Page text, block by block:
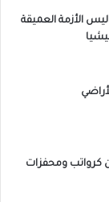
الأزمة العميقة
كرواتب ومحفزات